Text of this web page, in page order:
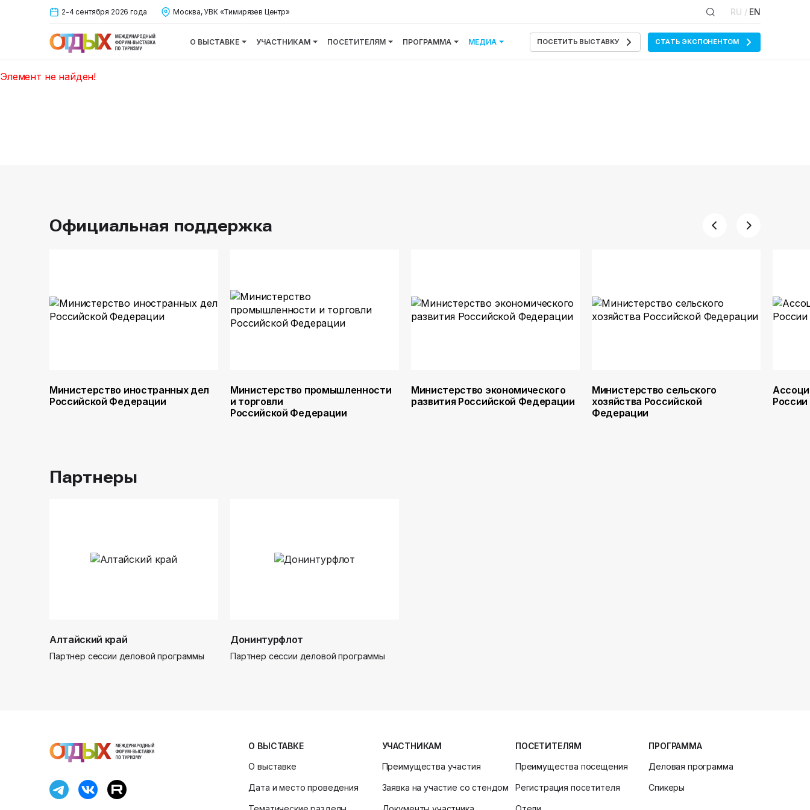
RU / EN
О ВЫСТАВКЕ УЧАСТНИКАМ ПОСЕТИТЕЛЯМ ПРОГРАММА МЕДИА
2-4 сентября 2026 года Москва, УВК «Тимирязев Центр»
ПОСЕТИТЬ ВЫСТАВКУ СТАТЬ ЭКСПОНЕНТОМ
Элемент не найден!
Официальная поддержка
Министерство иностранных дел
Российской Федерации
Министерство промышленности
и торговли
Российской Федерации
Министерство экономического
развития Российской Федерации
Министерство сельского
хозяйства Российской
Федерации
России
Партнеры
Алтайский край
Партнер сессии деловой программы
Донинтурфлот
Партнер сессии деловой программы
О ВЫСТАВКЕ
О выставке
Дата и место проведения
УЧАСТНИКАМ
Преимущества участия
Заявка на участие со стендом
ПОСЕТИТЕЛЯМ
Преимущества посещения
Регистрация посетителя
ПРОГРАММА
Деловая программа
Спикеры